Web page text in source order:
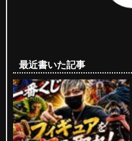
最近書いた記事